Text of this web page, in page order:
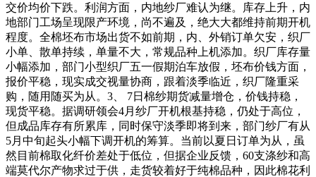
交价均价下跌。利润方面，内地纱厂难认为继。库存上升，内
地部门工场呈现限产环境，尚不遍及，绝大大都维持前期开机
程度。全棉坯布市场出货不如前期，内、外销订单欠安，织厂
小单、散单持续，单量不大，常规品种上机添加。织厂库存量
小幅添加，部门小型织厂五一假期泊车放假，坯布价钱方面，
报价平稳，现实成交视量协商，跟着淡季临近，织厂隆重采
购，随用随买为从。3、 7日棉纱期货减量增仓，价钱持稳，
现货平稳。据调研领会4月纱厂开机根基持稳，仍处于高位，
但成品库存有所累库，同时保守淡季即将到来，部门纱厂有从
5月中旬起头小幅下调开机的筹算。当前以夏日订单为从，虽
然目前棉取化纤价差处于低位，但据企业反馈，60支涤纱和高
端莫代尔产物求过于供，走货较着好于纯棉品种，因此棉花利